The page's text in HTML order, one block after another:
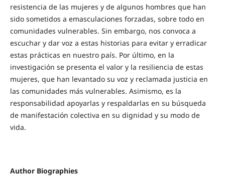
resistencia de las mujeres y de algunos hombres que han
sido sometidos a emasculaciones forzadas, sobre todo en
comunidades vulnerables. Sin embargo, nos convoca a
escuchar y dar voz a estas historias para evitar y erradicar
estas prácticas en nuestro país. Por último, en la
investigación se presenta el valor y la resiliencia de estas
mujeres, que han levantado su voz y reclamada justicia en
las comunidades más vulnerables. Asimismo, es la
responsabilidad apoyarlas y respaldarlas en su búsqueda
de manifestación colectiva en su dignidad y su modo de
vida.
Author Biographies